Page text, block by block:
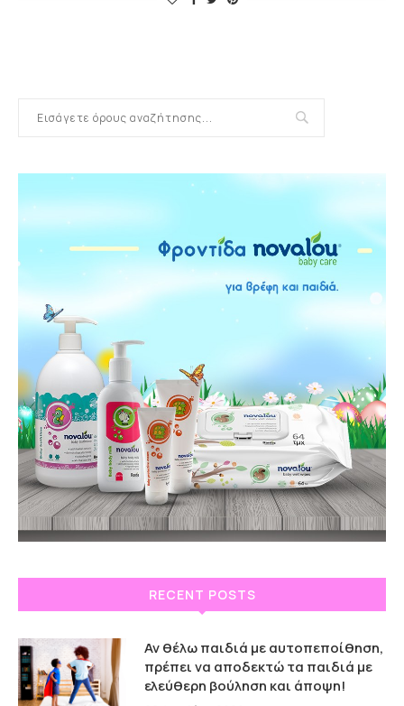
RECENT POSTS
Αν θέλω παιδιά με αυτοπεποίθηση,
πρέπει να αποδεκτώ τα παιδιά με
ελεύθερη βούληση και άποψη!